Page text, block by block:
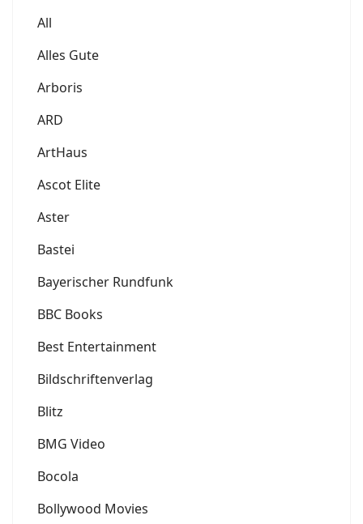
All
Alles Gute
Arboris
ARD
ArtHaus
Ascot Elite
Aster
Bastei
Bayerischer Rundfunk
BBC Books
Best Entertainment
Bildschriftenverlag
Blitz
BMG Video
Bocola
Bollywood Movies